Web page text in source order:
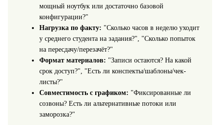
мощный ноутбук или достаточно базовой
конфигурации?"
Нагрузка по факту: "Сколько часов в неделю уходит
у среднего студента на задания?", "Сколько попыток
на пересдачу/перезачёт?"
Формат материалов: "Записи остаются? На какой
срок доступ?", "Есть ли конспекты/шаблоны/чек-
листы?"
Совместимость с графиком: "Фиксированные ли
созвоны? Есть ли альтернативные потоки или
заморозка?"